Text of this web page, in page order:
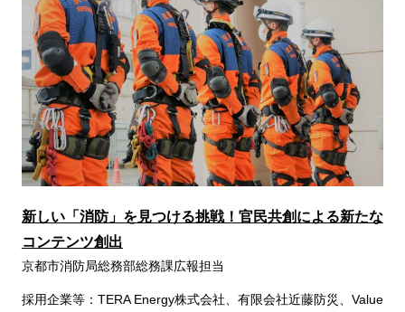
新しい「消防」を見つける挑戦！官民共創による新たな
コンテンツ創出
京都市消防局総務部総務課広報担当
採用企業等：TERA Energy株式会社、有限会社近藤防災、Value